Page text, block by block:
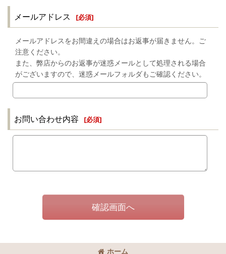
メールアドレス [必須]
メールアドレスをお間違えの場合はお返事が届きません。ご
注意ください。
また、弊店からのお返事が迷惑メールとして処理される場合
がございますので、迷惑メールフォルダもご確認ください。
お問い合わせ内容 [必須]
確認画面へ
ホーム